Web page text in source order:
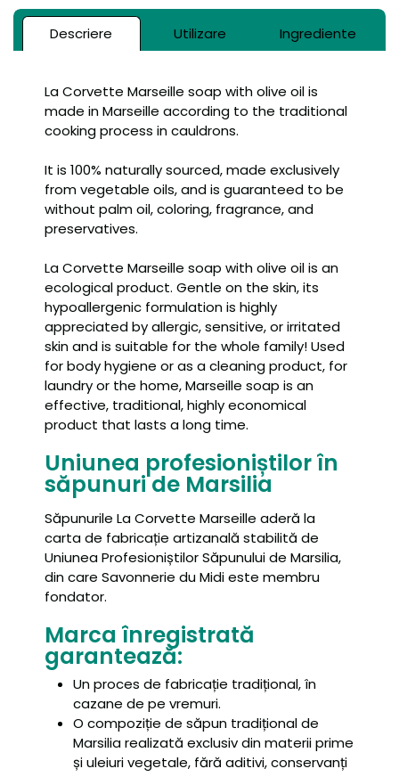
Descriere Utilizare Ingrediente
La Corvette Marseille soap with olive oil is
made in Marseille according to the traditional
cooking process in cauldrons.
It is 100% naturally sourced, made exclusively
from vegetable oils, and is guaranteed to be
without palm oil, coloring, fragrance, and
preservatives.
La Corvette Marseille soap with olive oil is an
ecological product. Gentle on the skin, its
hypoallergenic formulation is highly
appreciated by allergic, sensitive, or irritated
skin and is suitable for the whole family! Used
for body hygiene or as a cleaning product, for
laundry or the home, Marseille soap is an
effective, traditional, highly economical
product that lasts a long time.
Uniunea profesioniștilor în
săpunuri de Marsilia
Săpunurile La Corvette Marseille aderă la
carta de fabricație artizanală stabilită de
Uniunea Profesioniștilor Săpunului de Marsilia,
din care Savonnerie du Midi este membru
fondator.
Marca înregistrată
garantează:
Un proces de fabricație tradițional, în
cazane de pe vremuri.
O compoziție de săpun tradițional de
Marsilia realizată exclusiv din materii prime
și uleiuri vegetale, fără aditivi, conservanți